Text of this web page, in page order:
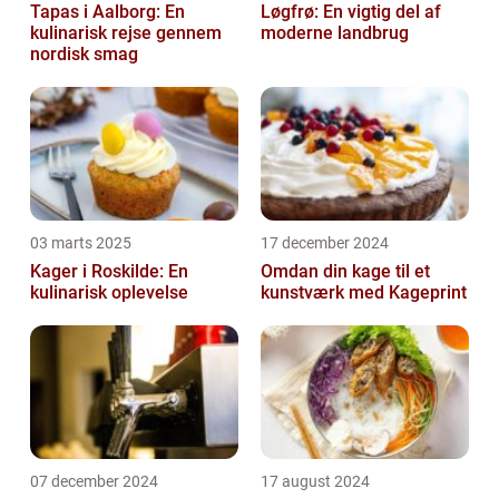
Tapas i Aalborg: En
kulinarisk rejse gennem
nordisk smag
Løgfrø: En vigtig del af
moderne landbrug
03 marts 2025
Kager i Roskilde: En
kulinarisk oplevelse
17 december 2024
Omdan din kage til et
kunstværk med Kageprint
07 december 2024 17 august 2024